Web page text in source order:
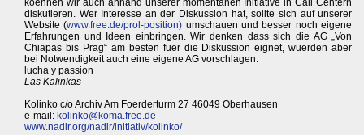
koennen wir auch anhand unserer momentanen Initiative in Call Centern
diskutieren. Wer Interesse an der Diskussion hat, sollte sich auf unserer
Website (www.free.de/prol-position) umschauen und besser noch eigene
Erfahrungen und Ideen einbringen. Wir denken dass sich die AG „Von
Chiapas bis Prag“ am besten fuer die Diskussion eignet, wuerden aber
bei Notwendigkeit auch eine eigene AG vorschlagen.
lucha y passion
Las Kalinkas
Kolinko c/o Archiv Am Foerderturm 27 46049 Oberhausen
e-mail: kolinko@koma.free.de
www.nadir.org/nadir/initiativ/kolinko/